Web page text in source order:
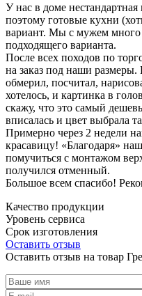
У нас в доме
поэтому готовые кухни
вариант. Мы с мужем
подходящего варианта.
После всех походов по
на заказ под наши
обмерил, посчитал,
хотелось, и картинка в
скажу, что это самый
вписалась и цвет выбрала
Примерно через 2 недели
красавицу! «Благодаря»
помучиться с монтажом
получился отменный.
Большое всем спасибо!
Качество продукции
Уровень сервиса
Срок изготовления
Оставить отзыв
Оставить отзыв на товар